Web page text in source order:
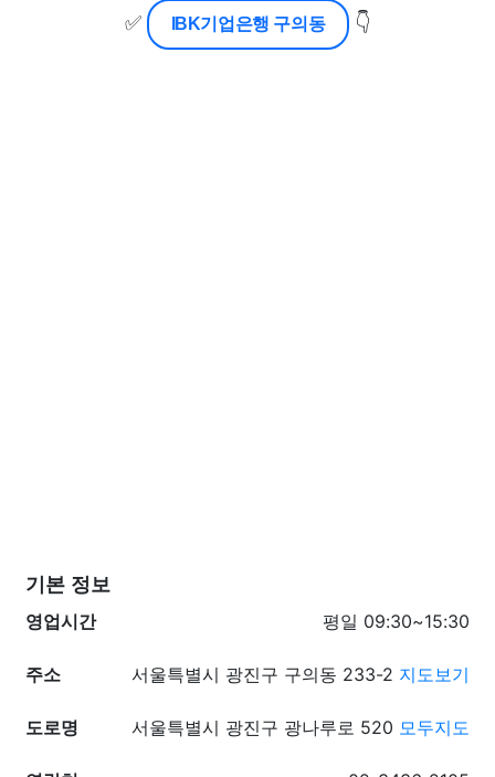
✅ IBK기업은행 구의동 👇
기본 정보
영업시간
평일 09:30~15:30
주소 서울특별시 광진구 구의동 233-2 지도보기
도로명 서울특별시 광진구 광나루로 520 모두지도